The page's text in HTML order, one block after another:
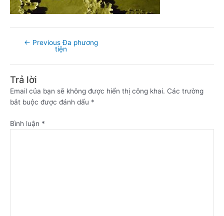
← Previous Đa phương
tiện
Trả lời
Email của bạn sẽ không được hiển thị công khai. Các trường
bắt buộc được đánh dấu *
Bình luận *